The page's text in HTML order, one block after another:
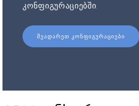
კონფიგურაციებში.
ᲨᲔᲐᲓᲐᲠᲔᲗ ᲙᲝᲜᲤᲘᲒᲣᲠᲐᲪᲘᲔᲑᲘ